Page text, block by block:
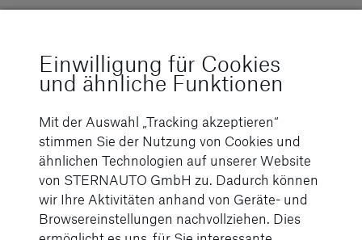
als Team
Einwilligung für Cookies
und ähnliche Funktionen
Mit der Auswahl „Tracking akzeptieren“
stimmen Sie der Nutzung von Cookies und
ähnlichen Technologien auf unserer Website
von STERNAUTO GmbH zu. Dadurch können
wir Ihre Aktivitäten anhand von Geräte- und
Browsereinstellungen nachvollziehen. Dies